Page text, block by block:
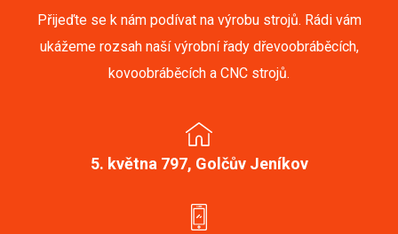
Přijeďte se k nám podívat na výrobu strojů. Rádi vám
ukážeme rozsah naší výrobní řady dřevoobráběcích,
kovoobráběcích a CNC strojů.
5. května 797, Golčův Jeníkov